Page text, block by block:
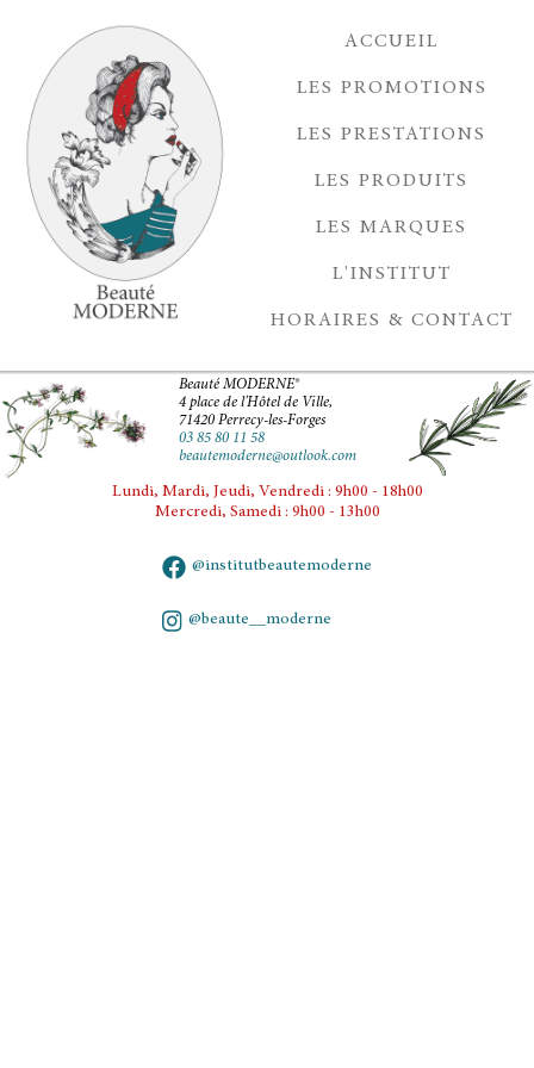
ACCUEIL
LES PROMOTIONS
LES PRESTATIONS
LES PRODUITS
LES MARQUES
L'INSTITUT
HORAIRES & CONTACT
Beauté MODERNE®
4 place de l'Hôtel de Ville,
71420 Perrecy-les-Forges
03 85 80 11 58
beautemoderne@outlook.com
Lundi, Mardi, Jeudi, Vendredi : 9h00 - 18h00
Mercredi, Samedi : 9h00 - 13h00
@institutbeautemoderne
@beaute__moderne